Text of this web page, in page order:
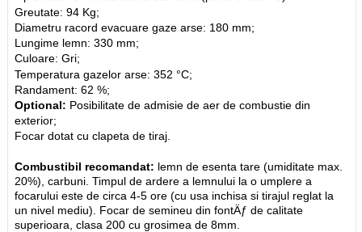
Greutate: 94 Kg;
Diametru racord evacuare gaze arse: 180 mm;
Lungime lemn: 330 mm;
Culoare: Gri;
Temperatura gazelor arse: 352 °C;
Randament: 62 %;
Optional: Posibilitate de admisie de aer de combustie din
exterior;
Focar dotat cu clapeta de tiraj.
Combustibil recomandat: lemn de esenta tare (umiditate max.
20%), carbuni. Timpul de ardere a lemnului la o umplere a
focarului este de circa 4-5 ore (cu usa inchisa si tirajul reglat la
un nivel mediu). Focar de semineu din fontÄƒ de calitate
superioara, clasa 200 cu grosimea de 8mm.